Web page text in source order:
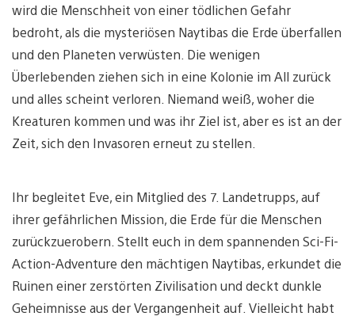
wird die Menschheit von einer tödlichen Gefahr
bedroht, als die mysteriösen Naytibas die Erde überfallen
und den Planeten verwüsten. Die wenigen
Überlebenden ziehen sich in eine Kolonie im All zurück
und alles scheint verloren. Niemand weiß, woher die
Kreaturen kommen und was ihr Ziel ist, aber es ist an der
Zeit, sich den Invasoren erneut zu stellen.
Ihr begleitet Eve, ein Mitglied des 7. Landetrupps, auf
ihrer gefährlichen Mission, die Erde für die Menschen
zurückzuerobern. Stellt euch in dem spannenden Sci-Fi-
Action-Adventure den mächtigen Naytibas, erkundet die
Ruinen einer zerstörten Zivilisation und deckt dunkle
Geheimnisse aus der Vergangenheit auf. Vielleicht habt